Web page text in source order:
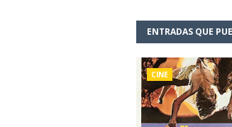
ENTRADAS QUE
CINE